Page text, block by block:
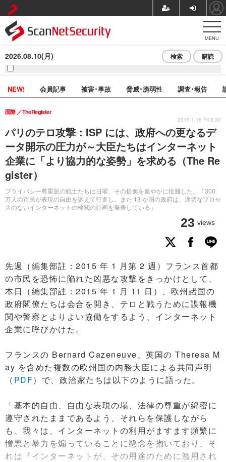
MENU
2026.08.10(月) 検索 購読
NEW! 会員記事 被害･事故 脅威･脆弱性 調査･報告
パリのテロ攻撃：ISP には、政府への更なるデ
ータ開示の圧力が～大臣たちはインターネット
企業に「より協力的な姿勢」を求める（The Re
gister）
プライバシー尊重派の戦士たちは日曜、その提案を速やかに批難した。「300
万人の市民が表現の自由を訴えて行進し、また 13 か国の政府は、適切なプロセ
スのないインターネットの検閲の計画を発表している」
国際 TheRegister
23 views
2015.1.16 Fri 8:30
先週（編集部註：2015 年 1 月第 2 週）フランス首都
の市民を恐怖に陥れた凶悪な攻撃をきっかけとして、
本日（編集部註：2015 年 1 月 11 日）、欧州諸国の
政府閣僚たちは会合を開き、テロと戦うために諜報機
関や警察とよりよい協働をするよう、インターネット
企業に呼びかけた。
フランスの Bernard Cazeneuve、英国の Theresa M
ay を含めた複数の欧州国の内務大臣による共同声明
（ PDF）で、政治家たちは以下のように語った。
「基本的自由、自由な表現の場、法律の尊重が綿密に
遵守されたままであるよう、それらを保護しながら
も、我々は、インターネットの利用がますます頻繁に
憎悪と暴力を煽っていることに懸念を抱いており、そ
れは『インターネットが、その用途のために濫用され